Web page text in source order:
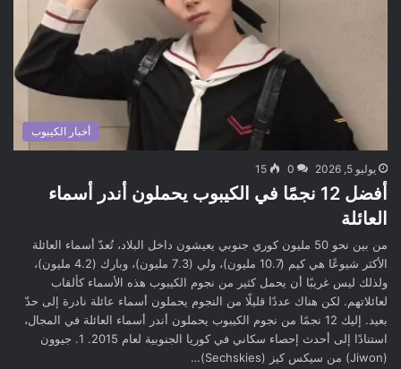
أخبار الكيبوب
يوليو 5, 2026 0
15
أفضل 12 نجمًا في الكيبوب يحملون أندر أسماء
العائلة
من بين نحو 50 مليون كوري جنوبي يعيشون داخل البلاد، تُعدّ أسماء العائلة
الأكثر شيوعًا هي كيم (10.7 مليون)، ولي (7.3 مليون)، وبارك (4.2 مليون)،
ولذلك ليس غريبًا أن يحمل كثير من نجوم الكيبوب هذه الأسماء كألقاب
لعائلاتهم. لكن هناك عددًا قليلًا من النجوم يحملون أسماء عائلة نادرة إلى حدّ
بعيد. إليك 12 نجمًا من نجوم الكيبوب يحملون أندر أسماء العائلة في المجال،
استنادًا إلى أحدث إحصاء سكاني في كوريا الجنوبية لعام 2015. 1. جيوون
(Jiwon) من سيكس كيز (Sechskies)…